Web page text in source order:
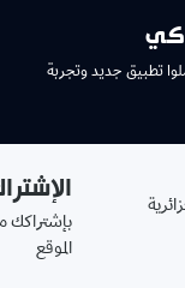
وتجربة
الإشتراك في
بإشتراكك معنا ستتمكن